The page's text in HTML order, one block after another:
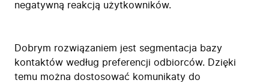
negatywną reakcją użytkowników.
Dobrym rozwiązaniem jest segmentacja bazy
kontaktów według preferencji odbiorców. Dzięki
temu można dostosować komunikaty do